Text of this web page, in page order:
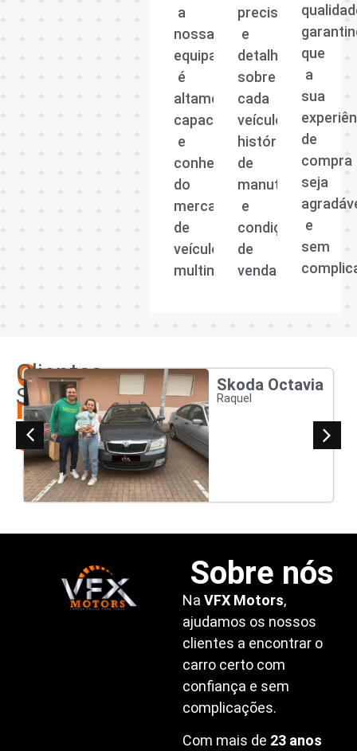
a
nossa
equipa
é
altamente
capacitada
e
conhecedora
do
mercado
de
veículos
multimarcas.
precisas
e
detalhadas
sobre
cada
veículo,
histórico
de
manutenção
e
condições
de
venda.
que
a
sua
de
compra
seja
e
sem
Os
nossos
clientes
Clientes
Satisfeitos
Skoda Octavia
Raquel
Sobre nós
NaVFX Motors,
ajudamos os nossos
clientes a encontrar o
carro certo com
confiança e sem
complicações.
Com mais de 23 anos